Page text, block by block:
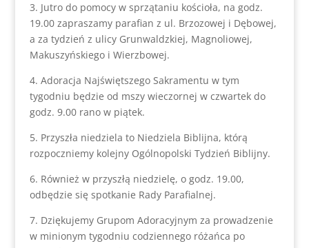
3. Jutro do pomocy w sprzątaniu kościoła, na godz.
19.00 zapraszamy parafian z ul. Brzozowej i Dębowej,
a za tydzień z ulicy Grunwaldzkiej, Magnoliowej,
Makuszyńskiego i Wierzbowej.
4. Adoracja Najświętszego Sakramentu w tym
tygodniu będzie od mszy wieczornej w czwartek do
godz. 9.00 rano w piątek.
5. Przyszła niedziela to Niedziela Biblijna, którą
rozpoczniemy kolejny Ogólnopolski Tydzień Biblijny.
6. Również w przyszłą niedzielę, o godz. 19.00,
odbędzie się spotkanie Rady Parafialnej.
7. Dziękujemy Grupom Adoracyjnym za prowadzenie
w minionym tygodniu codziennego różańca po